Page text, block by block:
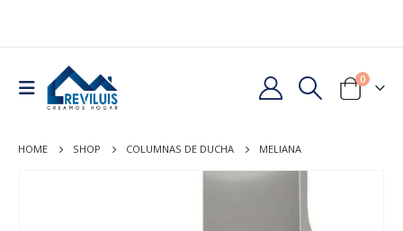
0
HOME SHOP COLUMNAS DE DUCHA MELIANA